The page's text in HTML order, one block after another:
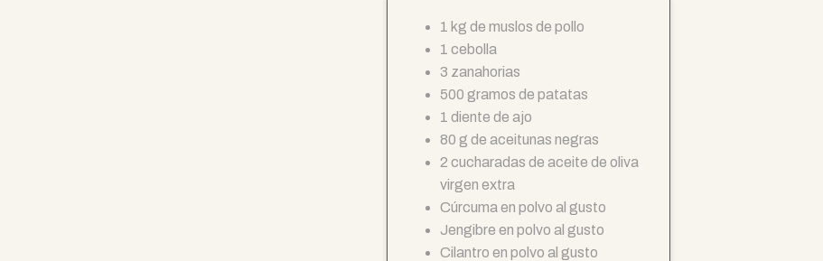
1 kg de muslos de pollo
1 cebolla
3 zanahorias
500 gramos de patatas
1 diente de ajo
80 g de aceitunas negras
2 cucharadas de aceite de oliva
virgen extra
Cúrcuma en polvo al gusto
Jengibre en polvo al gusto
Cilantro en polvo al gusto